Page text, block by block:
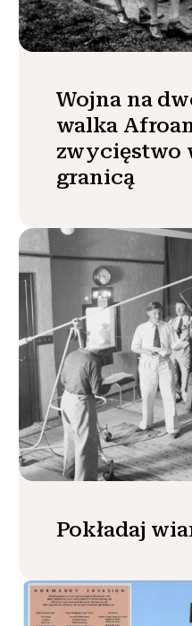
Wojna na
walka
zwycięstwo
granicą
Pokładaj